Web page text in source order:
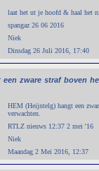
laat het ut je hoofd & haal het
spangaz 26 06 2016
Niek
Dinsdag 26 Juli 2016, 17:40
een zware straf boven
HEM (Heijntelg) hangt een
verwachten.
RTLZ nieuws 12:37 2 mei '16
Niek
Maandag 2 Mei 2016, 12:37